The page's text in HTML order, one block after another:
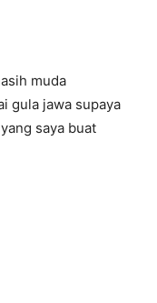
muda
gula jawa supaya
saya buat